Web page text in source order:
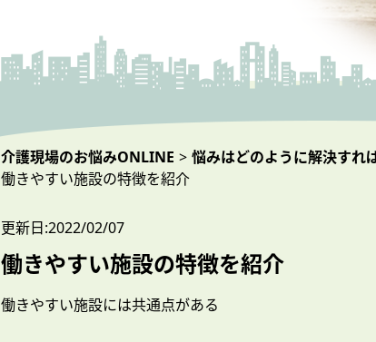
介護現場のお悩みONLINE > 悩みはどのように解決すれ
働きやすい施設の特徴を紹介
更新日:2022/02/07
働きやすい施設の特徴を紹介
働きやすい施設には共通点がある